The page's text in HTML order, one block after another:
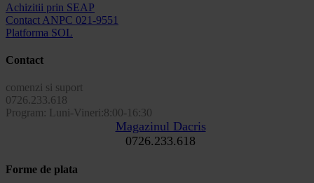
Achizitii prin SEAP
Contact ANPC 021-9551
Platforma SOL
Contact
comenzi si suport
0726.233.618
Program: Luni-Vineri:8:00-16:30
Magazinul Dacris
0726.233.618
Forme de plata